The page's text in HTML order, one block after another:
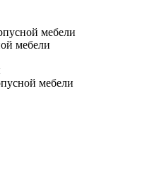
мебели
мебели
мебели